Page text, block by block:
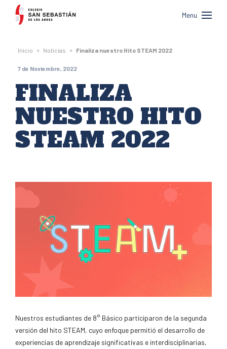
Colegio
San
Sebastián
de
Los
Andes
Menu
Inicio » Noticias » Finaliza nuestro Hito STEAM 2022
7 de Noviembre, 2022
FINALIZA
NUESTRO HITO
STEAM 2022
Nuestros estudiantes de 8° Básico participaron de la segunda
versión del hito STEAM, cuyo enfoque permitió el desarrollo de
experiencias de aprendizaje significativas e interdisciplinarias,